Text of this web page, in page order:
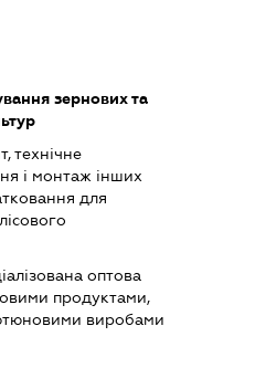
зернових та
технічне
і монтаж інших
для
оптова
продуктами,
виробами